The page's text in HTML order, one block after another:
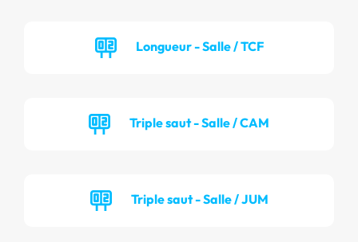
Longueur - Salle / TCF
Triple saut - Salle / CAM
Triple saut - Salle / JUM